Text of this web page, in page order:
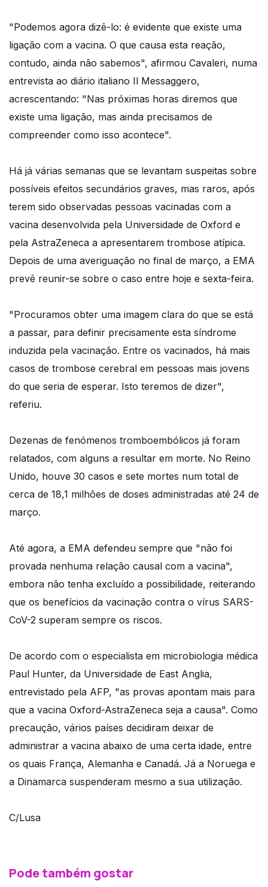
"Podemos agora dizê-lo: é evidente que existe uma
ligação com a vacina. O que causa esta reação,
contudo, ainda não sabemos", afirmou Cavaleri, numa
entrevista ao diário italiano Il Messaggero,
acrescentando: "Nas próximas horas diremos que
existe uma ligação, mas ainda precisamos de
compreender como isso acontece".
Há já várias semanas que se levantam suspeitas sobre
possíveis efeitos secundários graves, mas raros, após
terem sido observadas pessoas vacinadas com a
vacina desenvolvida pela Universidade de Oxford e
pela AstraZeneca a apresentarem trombose atípica.
Depois de uma averiguação no final de março, a EMA
prevê reunir-se sobre o caso entre hoje e sexta-feira.
"Procuramos obter uma imagem clara do que se está
a passar, para definir precisamente esta síndrome
induzida pela vacinação. Entre os vacinados, há mais
casos de trombose cerebral em pessoas mais jovens
do que seria de esperar. Isto teremos de dizer",
referiu.
Dezenas de fenómenos tromboembólicos já foram
relatados, com alguns a resultar em morte. No Reino
Unido, houve 30 casos e sete mortes num total de
cerca de 18,1 milhões de doses administradas até 24 de
março.
Até agora, a EMA defendeu sempre que "não foi
provada nenhuma relação causal com a vacina",
embora não tenha excluído a possibilidade, reiterando
que os benefícios da vacinação contra o vírus SARS-
CoV-2 superam sempre os riscos.
De acordo com o especialista em microbiologia médica
Paul Hunter, da Universidade de East Anglia,
entrevistado pela AFP, "as provas apontam mais para
que a vacina Oxford-AstraZeneca seja a causa". Como
precaução, vários países decidiram deixar de
administrar a vacina abaixo de uma certa idade, entre
os quais França, Alemanha e Canadá. Já a Noruega e
a Dinamarca suspenderam mesmo a sua utilização.
C/Lusa
Pode também gostar